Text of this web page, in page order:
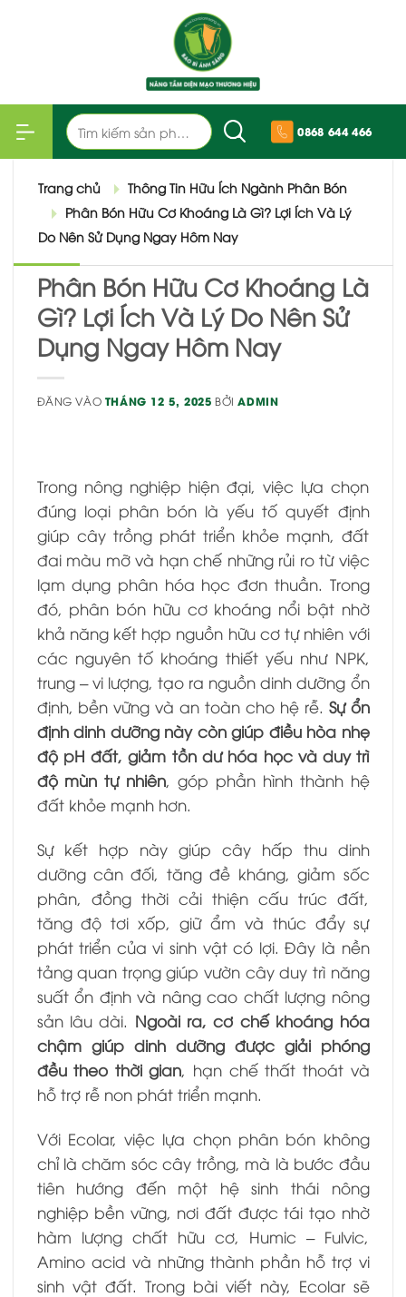
Tìm
kiếm:
0868 644 466
Trang chủ
Thông Tin Hữu Ích Ngành Phân Bón
Phân Bón Hữu Cơ Khoáng Là Gì? Lợi Ích Và Lý
Do Nên Sử Dụng Ngay Hôm Nay
Phân Bón Hữu Cơ Khoáng Là
Gì? Lợi Ích Và Lý Do Nên Sử
Dụng Ngay Hôm Nay
ĐĂNG VÀO THÁNG 12 5, 2025 BỞIADMIN
Trong nông nghiệp hiện đại, việc lựa chọn
đúng loại phân bón là yếu tố quyết định
giúp cây trồng phát triển khỏe mạnh, đất
đai màu mỡ và hạn chế những rủi ro từ việc
lạm dụng phân hóa học đơn thuần. Trong
đó, phân bón hữu cơ khoáng nổi bật nhờ
khả năng kết hợp nguồn hữu cơ tự nhiên với
các nguyên tố khoáng thiết yếu như NPK,
trung – vi lượng, tạo ra nguồn dinh dưỡng ổn
định, bền vững và an toàn cho hệ rễ. Sự ổn
định dinh dưỡng này còn giúp điều hòa nhẹ
độ pH đất, giảm tồn dư hóa học và duy trì
độ mùn tự nhiên, góp phần hình thành hệ
đất khỏe mạnh hơn.
Sự kết hợp này giúp cây hấp thu dinh
dưỡng cân đối, tăng đề kháng, giảm sốc
phân, đồng thời cải thiện cấu trúc đất,
tăng độ tơi xốp, giữ ẩm và thúc đẩy sự
phát triển của vi sinh vật có lợi. Đây là nền
tảng quan trọng giúp vườn cây duy trì năng
suất ổn định và nâng cao chất lượng nông
sản lâu dài. Ngoài ra, cơ chế khoáng hóa
chậm giúp dinh dưỡng được giải phóng
đều theo thời gian, hạn chế thất thoát và
hỗ trợ rễ non phát triển mạnh.
Với Ecolar, việc lựa chọn phân bón không
chỉ là chăm sóc cây trồng, mà là bước đầu
tiên hướng đến một hệ sinh thái nông
nghiệp bền vững, nơi đất được tái tạo nhờ
hàm lượng chất hữu cơ, Humic – Fulvic,
Amino acid và những thành phần hỗ trợ vi
sinh vật đất. Trong bài viết này, Ecolar sẽ